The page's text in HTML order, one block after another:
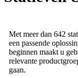
Met meer dan 642
een passende
beginnen maakt u
relevante
gaan.